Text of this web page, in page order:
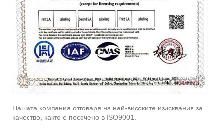
Нашата компания отговаря на най-високите изисквания за
качество, както е посочено в ISO9001.